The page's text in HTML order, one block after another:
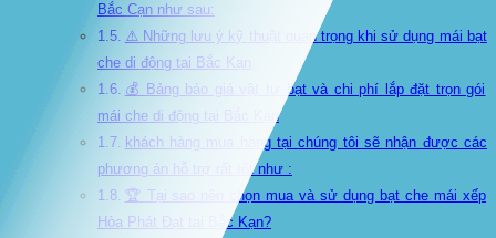
Bắc Cạn như sau:
⚠️ Những lưu ý kỹ thuật quan trọng khi sử dụng mái bạt
che di động tại Bắc Kạn
💰 Bảng báo giá vật tư bạt và chi phí lắp đặt trọn gói
mái che di động tại Bắc Kạn
khách hàng mua hàng tại chúng tôi sẽ nhận được các
phương án hỗ trợ rất tốt như :
🏆 Tại sao nên chọn mua và sử dụng bạt che mái xếp
Hòa Phát Đạt tại Bắc Kạn?